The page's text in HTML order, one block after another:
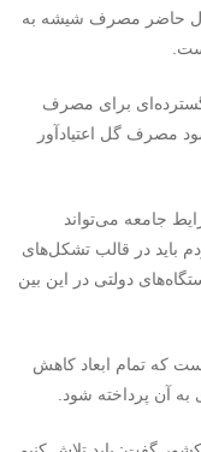
حال حاضر مصرف شیشه به
برای مصرف
مصرف گل اعتیادآور
جامعه می‌تواند
باید در قالب تشکل‌های
دولتی در این بین
که تمام ابعاد کاهش
به آن پرداخته شود.